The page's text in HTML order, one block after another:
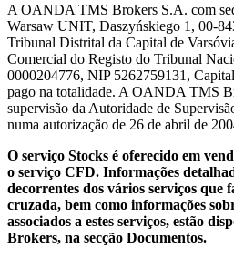
A OANDA TMS Brokers S.A. com
Warsaw UNIT, Daszyńskiego 1, 00-
Tribunal Distrital da Capital de
Comercial do Registo do Tribunal
0000204776, NIP 5262759131,
pago na totalidade. A OANDA TMS
supervisão da Autoridade de
numa autorização de 26 de abril de
O serviço Stocks é oferecido em
o serviço CFD. Informações
decorrentes dos vários serviços que
cruzada, bem como informações
associados a estes serviços, estão
Brokers, na secção Documentos.